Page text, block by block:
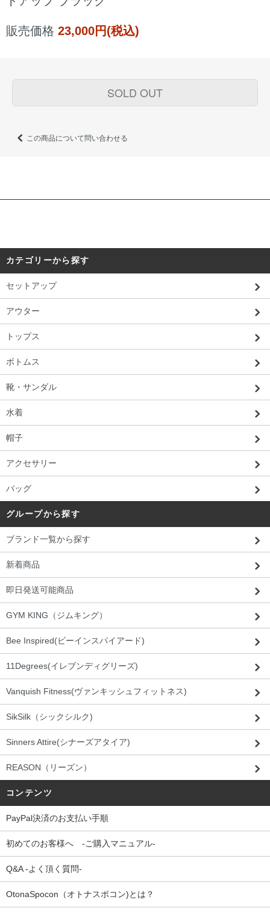
販売価格 23,000円(税込)
SOLD OUT
この商品について問い合わせる
カテゴリーから探す
セットアップ
アウター
トップス
ボトムス
靴・サンダル
水着
帽子
アクセサリー
バッグ
グループから探す
ブランド一覧から探す
新着商品
即日発送可能商品
GYM KING（ジムキング）
Bee Inspired(ビーインスパイアード)
11Degrees(イレブンディグリーズ)
Vanquish Fitness(ヴァンキッシュフィットネス)
SikSilk（シックシルク)
Sinners Attire(シナーズアタイア)
REASON（リーズン）
コンテンツ
PayPal決済のお支払い手順
初めてのお客様へ -ご購入マニュアル-
Q&A -よく頂く質問-
OtonaSpocon（オトナスポコン)とは？